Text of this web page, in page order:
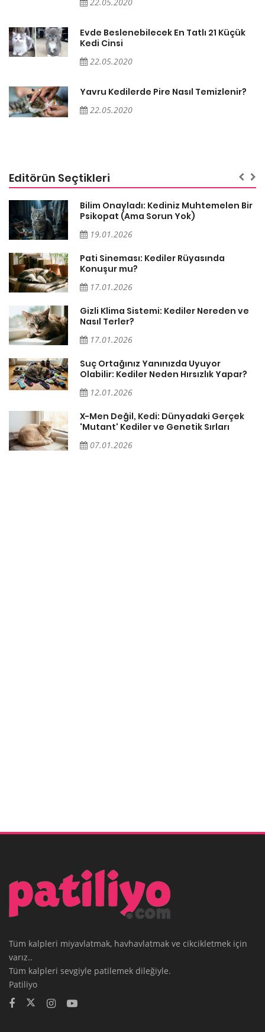
Evde Beslenebilecek En Tatlı 21 Küçük
Kedi Cinsi
22.05.2020
Yavru Kedilerde Pire Nasıl Temizlenir?
22.05.2020
Editörün Seçtikleri
Bilim Onayladı: Kediniz Muhtemelen Bir
Psikopat (Ama Sorun Yok)
19.01.2026
Pati Sineması: Kediler Rüyasında
Konuşur mu?
17.01.2026
Gizli Klima Sistemi: Kediler Nereden ve
Nasıl Terler?
17.01.2026
Suç Ortağınız Yanınızda Uyuyor
Olabilir: Kediler Neden Hırsızlık Yapar?
12.01.2026
X-Men Değil, Kedi: Dünyadaki Gerçek
'Mutant' Kediler ve Genetik Sırları
07.01.2026
Tüm kalpleri miyavlatmak, havhavlatmak ve cikcikletmek için
varız..
Tüm kalpleri sevgiyle patilemek dileğiyle.
Patiliyo